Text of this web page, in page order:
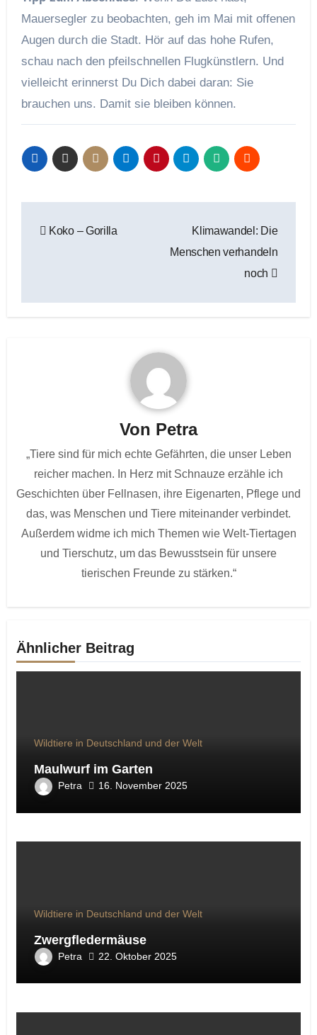
Mauersegler zu beobachten, geh im Mai mit offenen
Augen durch die Stadt. Hör auf das hohe Rufen,
schau nach den pfeilschnellen Flugkünstlern. Und
vielleicht erinnerst Du Dich dabei daran: Sie
brauchen uns. Damit sie bleiben können.
Koko – Gorilla
Klimawandel: Die
Menschen verhandeln
noch
Von Petra
„Tiere sind für mich echte Gefährten, die unser Leben
reicher machen. In Herz mit Schnauze erzähle ich
Geschichten über Fellnasen, ihre Eigenarten, Pflege und
das, was Menschen und Tiere miteinander verbindet.
Außerdem widme ich mich Themen wie Welt-Tiertagen
und Tierschutz, um das Bewusstsein für unsere
tierischen Freunde zu stärken.“
Ähnlicher Beitrag
Wildtiere in Deutschland und der Welt
Maulwurf im Garten
Petra 16. November 2025
Wildtiere in Deutschland und der Welt
Zwergfledermäuse
Petra 22. Oktober 2025